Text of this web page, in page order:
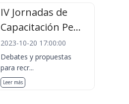
IV Jornadas de
Capacitación Pe...
2023-10-20 17:00:00
Debates y propuestas
para recr...
Leer más